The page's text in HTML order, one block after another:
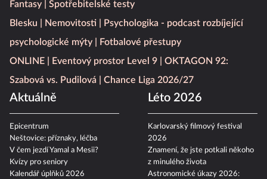
Fantasy
Spotřebitelské testy
Blesku
Nemovitosti
Psychologika - podcast rozbíjející
psychologické mýty
Fotbalové přestupy
ONLINE
Eventový prostor Level 9
OKTAGON 92:
Szabová vs. Pudilová
Chance Liga 2026/27
Aktuálně
Epicentrum
Neštovice: příznaky, léčba
V čem jezdí Yamal a Mesii?
Kvízy pro seniory
Kalendář úplňků 2026
Léto 2026
Karlovarský filmový festival
2026
Znamení, že jste potkali někoho
z minulého života
Astronomické úkazy 2026: